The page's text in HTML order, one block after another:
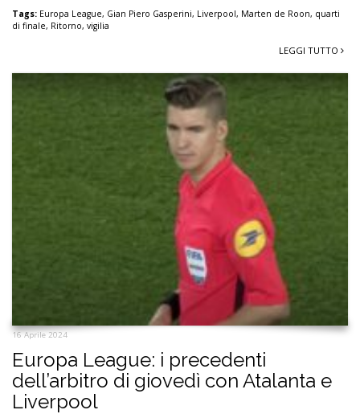
Tags: Europa League, Gian Piero Gasperini, Liverpool, Marten de Roon, quarti
di finale, Ritorno, vigilia
LEGGI TUTTO
16 Aprile 2024
Europa League: i precedenti
dell’arbitro di giovedì con Atalanta e
Liverpool